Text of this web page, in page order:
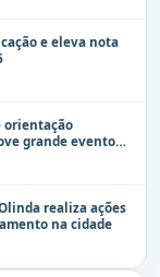
e eleva nota
orientação
grande evento
contra a mulher
realiza ações
na cidade